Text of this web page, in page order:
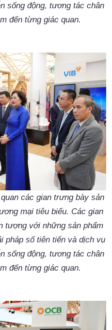
sống động, tương tác chân
đến từng giác quan.
các gian trưng bày sản
mại tiêu biểu. Các gian
tượng với những sản phẩm
pháp số tiên tiến và dịch vụ
sống động, tương tác chân
đến từng giác quan.